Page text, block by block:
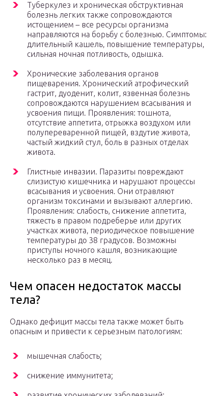
Туберкулез и хроническая обструктивная
болезнь легких также сопровождаются
истощением – все ресурсы организма
направляются на борьбу с болезнью. Симптомы:
длительный кашель, повышение температуры,
сильная ночная потливость, одышка.
Хронические заболевания органов
пищеварения. Хронический атрофический
гастрит, дуоденит, колит, язвенная болезнь
сопровождаются нарушением всасывания и
усвоения пищи. Проявления: тошнота,
отсутствие аппетита, отрыжка воздухом или
полупереваренной пищей, вздутие живота,
частый жидкий стул, боль в разных отделах
живота.
Глистные инвазии. Паразиты повреждают
слизистую кишечника и нарушают процессы
всасывания и усвоения. Они отравляют
организм токсинами и вызывают аллергию.
Проявления: слабость, снижение аппетита,
тяжесть в правом подреберье или других
участках живота, периодическое повышение
температуры до 38 градусов. Возможны
приступы ночного кашля, возникающие
несколько раз в месяц.
Чем опасен недостаток массы
тела?
Однако дефицит массы тела также может быть
опасным и привести к серьезным патологиям:
мышечная слабость;
снижение иммунитета;